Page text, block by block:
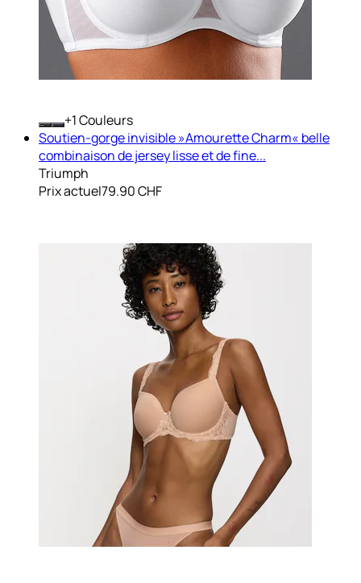
+ Couleurs
Soutien-gorge invisible »Amourette Charm« belle
combinaison de jersey lisse et de fine...
Triumph
Prix actuel79.90 CHF